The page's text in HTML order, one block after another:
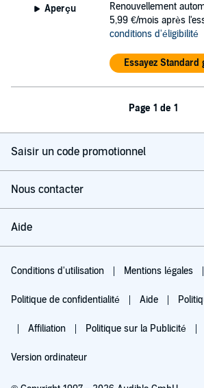
Aperçu
Renouvellement
5,99 €/mois après
conditions d'éligibilité
Essayez
Page 1 de 1
Saisir un code promotionnel
Nous contacter
Aide
Conditions d'utilisation Mentions légales
Politique de confidentialité Aide
Affiliation Politique sur la Publicité
Version ordinateur